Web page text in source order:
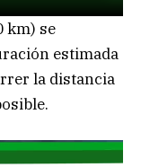
km) se
estimada
la distancia